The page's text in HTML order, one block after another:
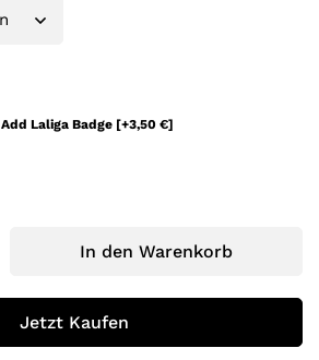
Add Laliga Badge [+3,50 €]
In den Warenkorb
Jetzt Kaufen